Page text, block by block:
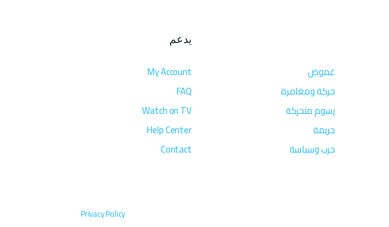
غموض
حركة ومغامرة
رسوم متحركة
جريمة
حرب وسياسة
يدعم
My Account
FAQ
Watch on TV
Help Center
Contact
Privacy Policy